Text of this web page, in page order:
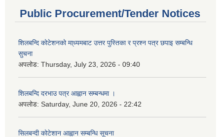
Public Procurement/Tender Notices
शिलबन्दि कोटेशनको मा्ध्यमबाट उत्तर पुस्तिका र प्रश्न पत्र छपाइ सम्बन्धि
सुचना
अपलोड: Thursday, July 23, 2026 - 09:40
शिलबन्दि दरभाउ पत्र आह्वान सम्बन्धमा ।
अपलोड: Saturday, June 20, 2026 - 22:42
सिलबन्दी कोटेशान आह्वान सम्बन्धि सूचना